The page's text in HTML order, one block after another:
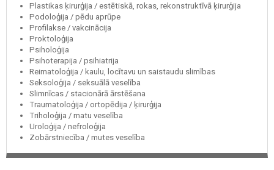
Plastikas ķirurģija / estētiskā, rokas, rekonstruktīvā ķirurģija
Podoloģija / pēdu aprūpe
Profilakse / vakcinācija
Proktoloģija
Psiholoģija
Psihoterapija / psihiatrija
Reimatoloģija / kaulu, locītavu un saistaudu slimības
Seksoloģija / seksuālā veselība
Slimnīcas / stacionārā ārstēšana
Traumatoloģija / ortopēdija / ķirurģija
Triholoģija / matu veselība
Uroloģija / nefroloģija
Zobārstniecība / mutes veselība